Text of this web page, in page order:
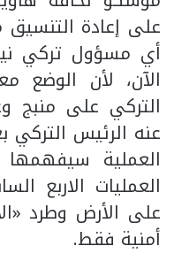
على إعادة
أي مسؤول تركي
الآن، لأن الوضع
التركي على منبج
عنه الرئيس
العملية
العمليات الاربع
على الأرض وطرد
أمنية فقط.